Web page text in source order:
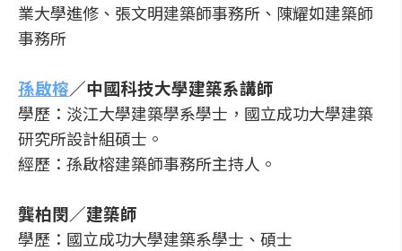
業大學進修、張文明建築師事務所、陳耀如建築師
事務所
孫啟榕／中國科技大學建築系講師
學歷：淡江大學建築學系學士，國立成功大學建築
研究所設計組碩士。
經歷：孫啟榕建築師事務所主持人。
龔柏閔／建築師
學歷：國立成功大學建築系學士、碩士